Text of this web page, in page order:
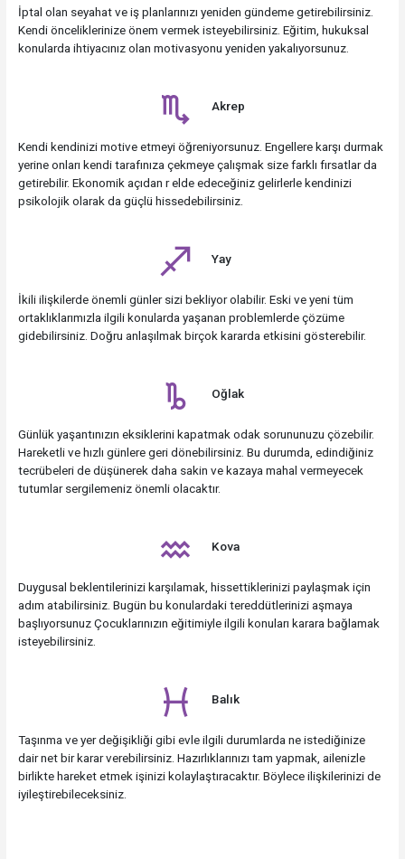
İptal olan seyahat ve iş planlarınızı yeniden gündeme getirebilirsiniz.
Kendi önceliklerinize önem vermek isteyebilirsiniz. Eğitim, hukuksal
konularda ihtiyacınız olan motivasyonu yeniden yakalıyorsunuz.
Akrep
Kendi kendinizi motive etmeyi öğreniyorsunuz. Engellere karşı durmak
yerine onları kendi tarafınıza çekmeye çalışmak size farklı fırsatlar da
getirebilir. Ekonomik açıdan r elde edeceğiniz gelirlerle kendinizi
psikolojik olarak da güçlü hissedebilirsiniz.
Yay
İkili ilişkilerde önemli günler sizi bekliyor olabilir. Eski ve yeni tüm
ortaklıklarımızla ilgili konularda yaşanan problemlerde çözüme
gidebilirsiniz. Doğru anlaşılmak birçok kararda etkisini gösterebilir.
Oğlak
Günlük yaşantınızın eksiklerini kapatmak odak sorununuzu çözebilir.
Hareketli ve hızlı günlere geri dönebilirsiniz. Bu durumda, edindiğiniz
tecrübeleri de düşünerek daha sakin ve kazaya mahal vermeyecek
tutumlar sergilemeniz önemli olacaktır.
Kova
Duygusal beklentilerinizi karşılamak, hissettiklerinizi paylaşmak için
adım atabilirsiniz. Bugün bu konulardaki tereddütlerinizi aşmaya
başlıyorsunuz Çocuklarınızın eğitimiyle ilgili konuları karara bağlamak
isteyebilirsiniz.
Balık
Taşınma ve yer değişikliği gibi evle ilgili durumlarda ne istediğinize
dair net bir karar verebilirsiniz. Hazırlıklarınızı tam yapmak, ailenizle
birlikte hareket etmek işinizi kolaylaştıracaktır. Böylece ilişkilerinizi de
iyileştirebileceksiniz.